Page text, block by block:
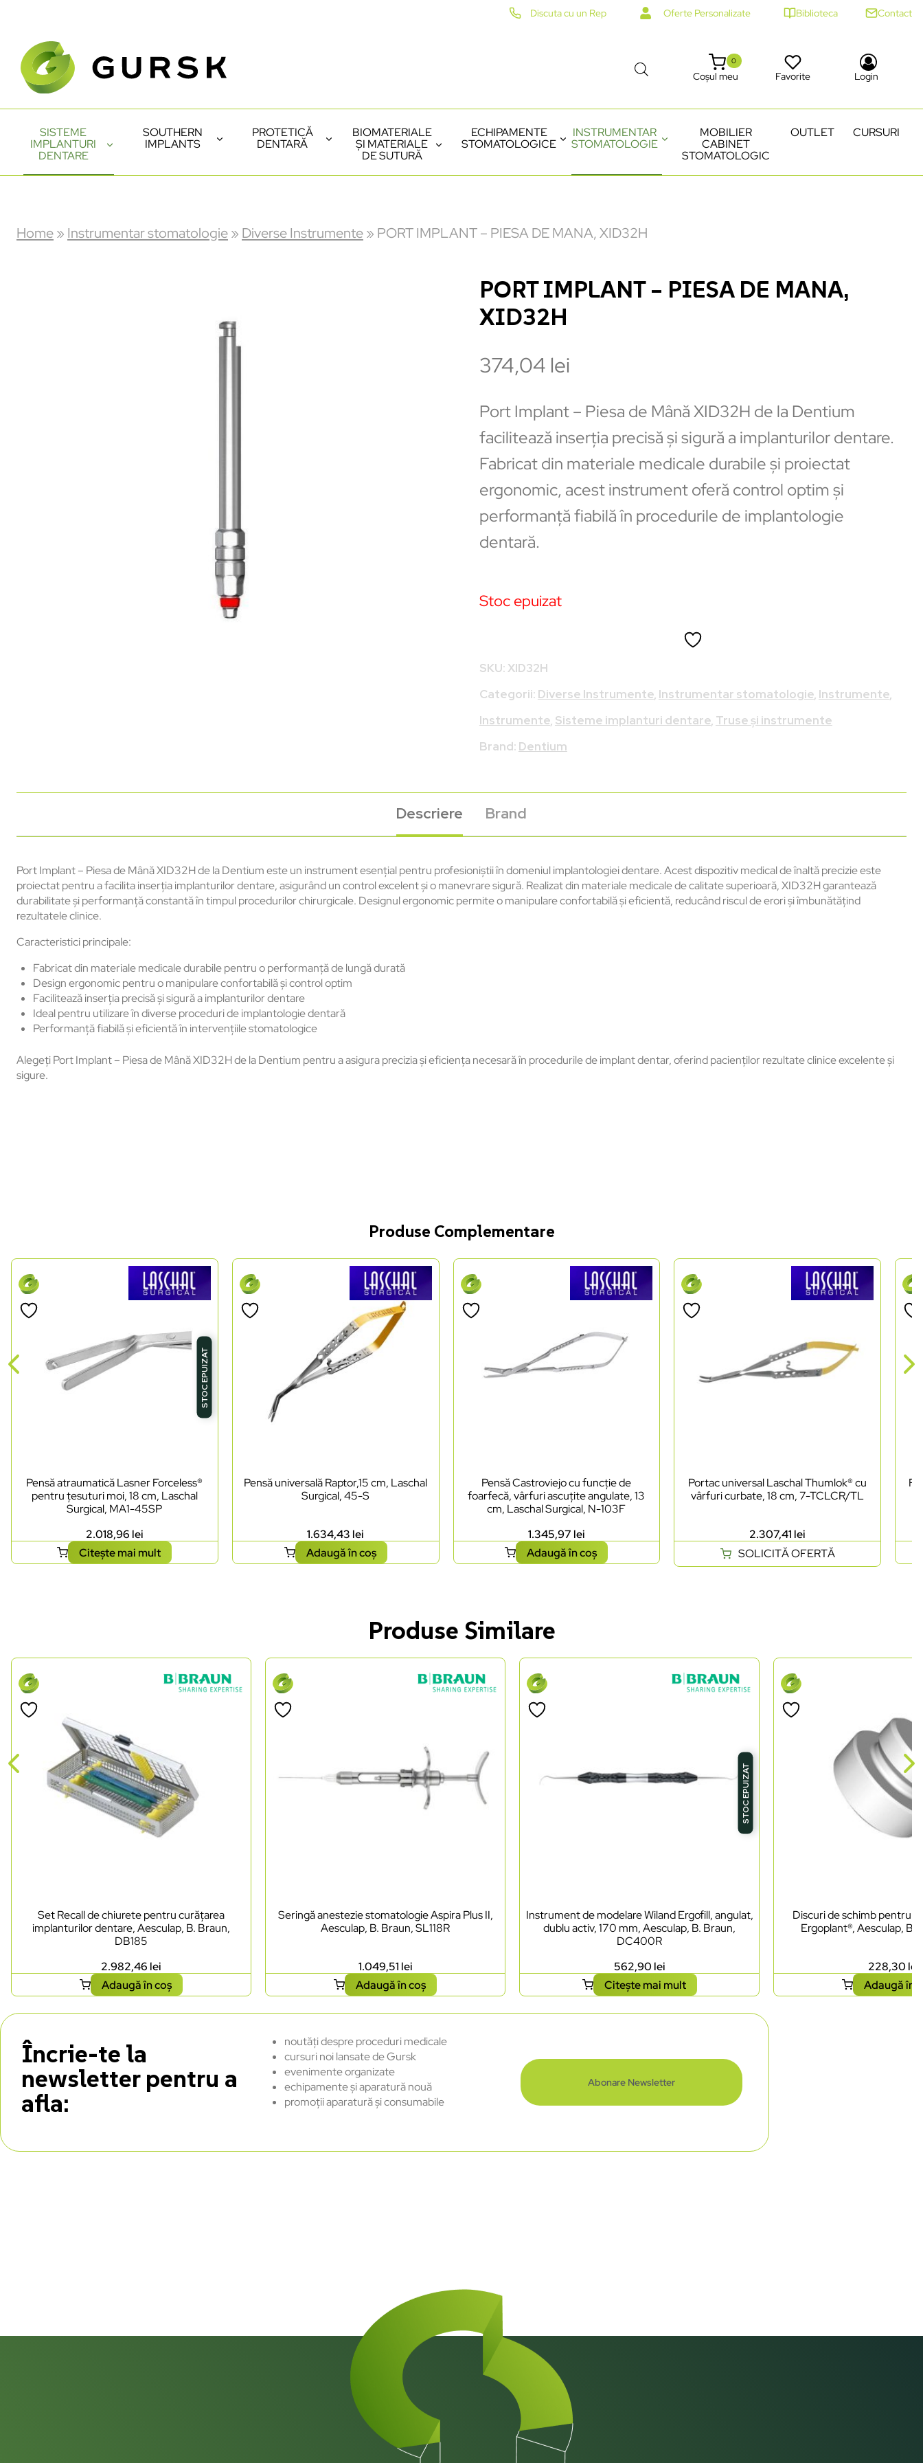
Discuta cu un Rep Oferte Personalizate Biblioteca Contact
Coșul meu
0
Favorite Login
SISTEME
IMPLANTURI
DENTARE
SOUTHERN
IMPLANTS
PROTETICĂ
DENTARĂ
BIOMATERIALE
ȘI MATERIALE
DE SUTURĂ
ECHIPAMENTE
STOMATOLOGICE
INSTRUMENTAR
STOMATOLOGIE
MOBILIER
CABINET
STOMATOLOGIC
OUTLET CURSURI
Home» Instrumentar stomatologie» Diverse Instrumente» PORT IMPLANT – PIESA DE MANA, XID32H
PORT IMPLANT – PIESA DE MANA,
XID32H
374,04 lei
Port Implant – Piesa de Mână XID32H de la Dentium
facilitează inserția precisă și sigură a implanturilor dentare.
Fabricat din materiale medicale durabile și proiectat
ergonomic, acest instrument oferă control optim și
performanță fiabilă în procedurile de implantologie
dentară.
Stoc epuizat
SKU:XID32H
Categorii: Diverse Instrumente, Instrumentar stomatologie, Instrumente,
Instrumente, Sisteme implanturi dentare, Truse și instrumente
Brand: Dentium
Descriere Brand
Port Implant – Piesa de Mână XID32H de la Dentium este un instrument esențial pentru profesioniștii în domeniul implantologiei dentare. Acest dispozitiv medical de înaltă precizie este
proiectat pentru a facilita inserția implanturilor dentare, asigurând un control excelent și o manevrare sigură. Realizat din materiale medicale de calitate superioară, XID32H garantează
durabilitate și performanță constantă în timpul procedurilor chirurgicale. Designul ergonomic permite o manipulare confortabilă și eficientă, reducând riscul de erori și îmbunătățind
rezultatele clinice.
Caracteristici principale:
Fabricat din materiale medicale durabile pentru o performanță de lungă durată
Design ergonomic pentru o manipulare confortabilă și control optim
Facilitează inserția precisă și sigură a implanturilor dentare
Ideal pentru utilizare în diverse proceduri de implantologie dentară
Performanță fiabilă și eficientă în intervențiile stomatologice
Alegeți Port Implant – Piesa de Mână XID32H de la Dentium pentru a asigura precizia și eficiența necesară în procedurile de implant dentar, oferind pacienților rezultate clinice excelente și
sigure.
Produse Complementare
STOC EPUIZAT
Pensă atraumatică Lasner Forceless®
pentru țesuturi moi, 18 cm, Laschal
Surgical, MA1-45SP
2.018,96 lei
Citește mai mult
Pensă universală Raptor,15 cm, Laschal
Surgical, 45-S
1.634,43 lei
Adaugă în coș
Pensă Castroviejo cu funcție de
foarfecă, vârfuri ascuțite angulate, 13
cm, Laschal Surgical, N-103F
1.345,97 lei
Adaugă în coș
Portac universal Laschal Thumlok® cu
vârfuri curbate, 18 cm, 7-TCLCR/TL
2.307,41 lei
SOLICITĂ OFERTĂ
Produse Similare
Set Recall de chiurete pentru curățarea
implanturilor dentare, Aesculap, B. Braun,
DB185
2.982,46 lei
Adaugă în coș
Seringă anestezie stomatologie Aspira Plus II,
Aesculap, B. Braun, SL118R
1.049,51 lei
Adaugă în coș
STOC EPUIZAT
Instrument de modelare Wiland Ergofill, angulat,
dublu activ, 170 mm, Aesculap, B. Braun,
DC400R
562,90 lei
Citește mai mult
Discuri de schimb pentru
Ergoplant®, Aesculap, B.
228,30 lei
Adaugă în
Încrie-te la
newsletter pentru a
afla:
noutăți despre proceduri medicale
cursuri noi lansate de Gursk
evenimente organizate
echipamente și aparatură nouă
promoții aparatură și consumabile
Abonare Newsletter